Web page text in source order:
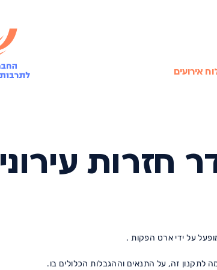
אירועים
חזרות עירוני
על ידי ארט הפקות .
זה, על התנאים וההגבלות הכלולים בו.